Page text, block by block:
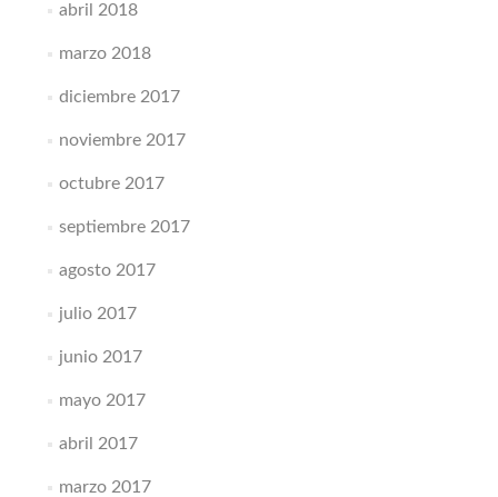
abril 2018
marzo 2018
diciembre 2017
noviembre 2017
octubre 2017
septiembre 2017
agosto 2017
julio 2017
junio 2017
mayo 2017
abril 2017
marzo 2017